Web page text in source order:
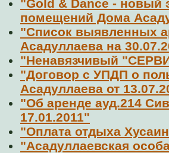
"Gold & Dance - новый
помещений Дома
"Список выявленных
Асадуллаева на
"Ненавязчивый
"Договор c УПДП о
Асадуллаева от
"Об аренде ауд.214
17.01.2011"
"Оплата отдыха
"Асадуллаевская